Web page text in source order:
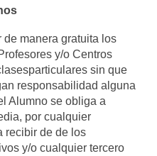
de manera gratuita los
y/o Centros
sin que
responsabilidad alguna
Alumno se obliga a
por cualquier
recibir de de los
y/o cualquier tercero